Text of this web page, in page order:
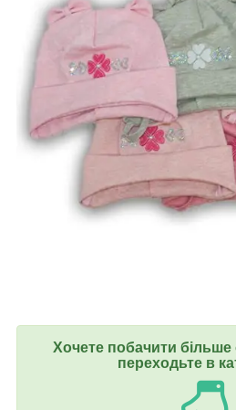
Хочете побачити
переходьте в